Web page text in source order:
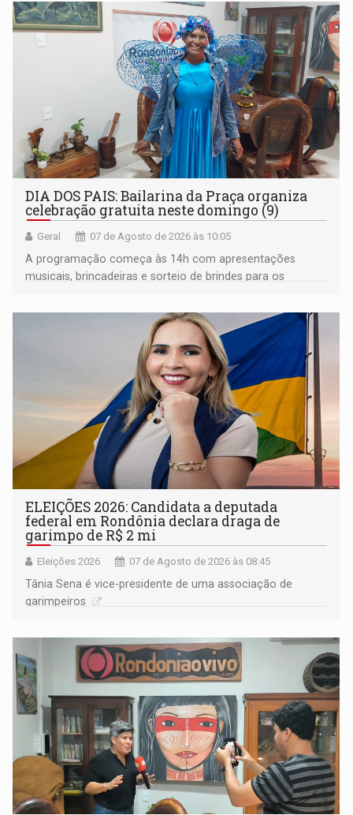
DIA DOS PAIS: Bailarina da Praça organiza
celebração gratuita neste domingo (9)
Geral 07 de Agosto de 2026 às 10:05
A programação começa às 14h com apresentações
musicais, brincadeiras e sorteio de brindes para os
bolo e canto de parabéns dedicado aos pais
ELEIÇÕES 2026: Candidata a deputada
federal em Rondônia declara draga de
garimpo de R$ 2 mi
Eleições 2026 07 de Agosto de 2026 às 08:45
Tânia Sena é vice-presidente de uma associação de
garimpeiros